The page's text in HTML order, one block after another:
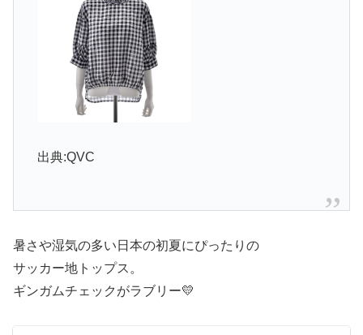
出典:QVC
暑さや湿気の多い日本の初夏にぴったりの
サッカー地トップス。
ギンガムチェックがラブリー💛